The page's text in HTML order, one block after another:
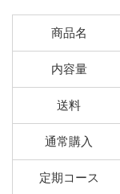
商品名
内容量
送料
通常購入
定期コース